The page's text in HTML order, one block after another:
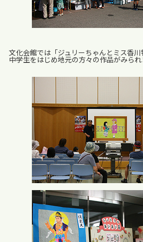
文化会館では「ジュリーちゃんとミス香川
中学生をはじめ地元の方々の作品がみられ